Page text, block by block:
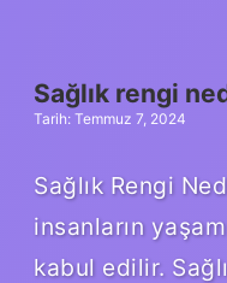
Sağlık rengi
Tarih: Temmuz 7, 2024
Sağlık Rengi
insanların
kabul edilir.